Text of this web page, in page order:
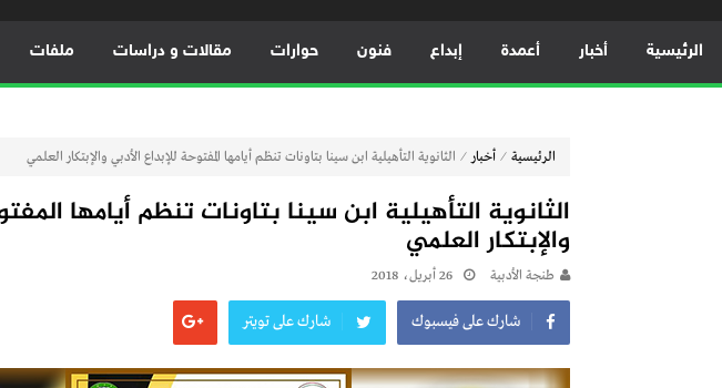
الرئيسية أخبار أعمدة إبداع فنون حوارات مقالات و دراسات ملفات
الرئيسية ⁄ أخبار ⁄ الثانوية التأهيلية ابن سينا بتاونات تنظم أيامها المفتوحة للإبداع الأدبي والإبتكار العلمي
الثانوية التأهيلية ابن سينا بتاونات تنظم أيامها
والإبتكار العلمي
طنجة الأدبية 26 أبريل، 2018
شارك على فيسبوك شارك على تويتر